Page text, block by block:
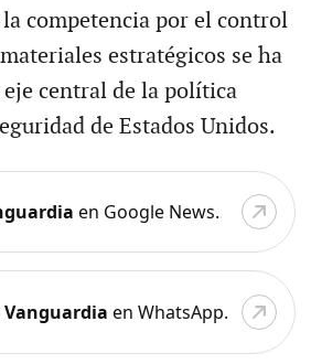
competencia por el control
estratégicos se ha
central de la política
de Estados Unidos.
en Google News.
Vanguardia en WhatsApp.